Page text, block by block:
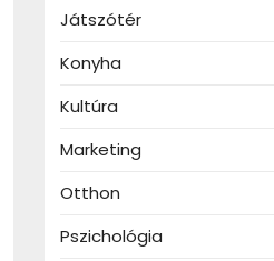
Játszótér
Konyha
Kultúra
Marketing
Otthon
Pszichológia